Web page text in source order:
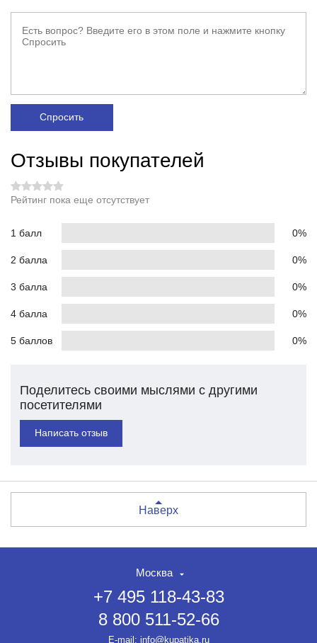
НЕТ СКИДКИ НА ТОВАР?!
ОФОРМЛЯЙТЕ ЗАКАЗ И
Спросить
Отзывы покупателей
Рейтинг пока еще отсутствует
1 балл 0%
2 балла 0%
3 балла 0%
4 балла 0%
5 баллов 0%
Поделитесь своими мыслями с другими
посетителями
Написать отзыв
Наверх
Москва
+7 495 118-43-83
8 800 511-52-66
E-mail: info@kupatika.ru